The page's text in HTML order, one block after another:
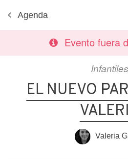
Agenda
Evento fuera
Infantiles
EL NUEVO
Valeria